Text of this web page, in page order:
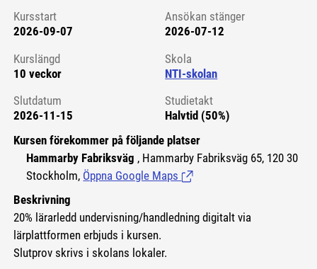
Kursstart 6065067
Kursstart
2026-09-07
Ansökan stänger
2026-07-12
Kurslängd
10 veckor
Skola
NTI-skolan
Slutdatum
2026-11-15
Studietakt
Halvtid (50%)
Kursen förekommer på följande platser
Hammarby Fabriksväg , Hammarby Fabriksväg 65, 120 30
Stockholm, Öppna Google Maps (Länk till extern sida.)
Beskrivning
20% lärarledd undervisning/handledning digitalt via
lärplattformen erbjuds i kursen.
Slutprov skrivs i skolans lokaler.